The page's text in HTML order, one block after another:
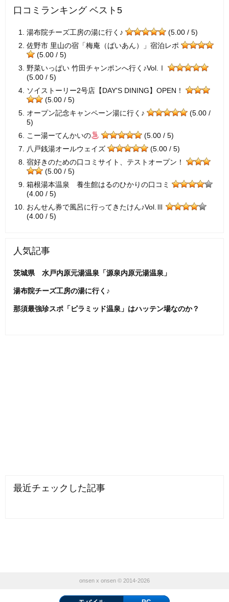
口コミランキング ベスト5
湯布院チーズ工房の湯に行く♪
(5.00 / 5)
佐野市 里山の宿「梅庵（ばいあん）」宿泊レポ
(5.00 / 5)
野菜いっぱい 竹田チャンポンへ行く♪Vol.Ⅰ
(5.00 / 5)
ソイストーリー2号店【DAY'S DINING】OPEN！
(5.00 / 5)
オープン記念キャンペーン湯に行く♪
(5.00 /
5)
こー湯ーてんかいの
(5.00 / 5)
八戸銭湯オールウェイズ
(5.00 / 5)
宿好きのための口コミサイト、テストオープン！
(5.00 / 5)
箱根湯本温泉 養生館はるのひかりの口コミ
(4.00 / 5)
おんせん券で風呂に行ってきたけん♪Vol.Ⅲ
(4.00 / 5)
人気記事
茨城県 水戸内原元湯温泉「源泉内原元湯温泉」
湯布院チーズ工房の湯に行く♪
那須最強珍スポ「ピラミッド温泉」はハッテン場なのか？
最近チェックした記事
onsen x onsen © 2014-2026